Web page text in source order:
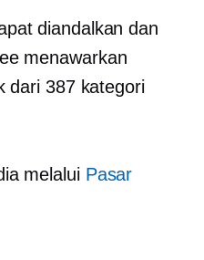
diandalkan dan
menawarkan
dari 387 kategori
melalui Pasar